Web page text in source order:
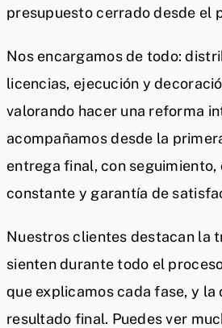
presupuesto cerrado desde el
Nos encargamos de todo:
licencias, ejecución y
valorando hacer una reforma
acompañamos desde la
entrega final, con seguimiento,
constante y garantía de
Nuestros clientes destacan la
sienten durante todo el
que explicamos cada fase, y la
resultado final. Puedes ver